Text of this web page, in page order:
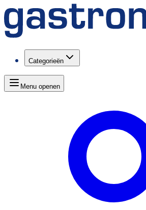
Categorieën
Menu openen